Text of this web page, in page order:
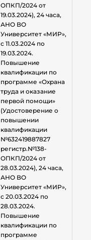
ОПКП/2024 от
19.03.2024), 24 часа,
АНО ВО
Университет «МИР»,
с 11.03.2024 по
19.03.2024.
Повышение
квалификации по
программе «Охрана
труда и оказание
первой помощи»
(Удостоверение о
повышении
квалификации
№632419887827
регистр.№138-
ОПКП/2024 от
28.03.2024), 24 часа,
АНО ВО
Университет «МИР»,
с 20.03.2024 по
28.03.2024.
Повышение
квалификации по
программе